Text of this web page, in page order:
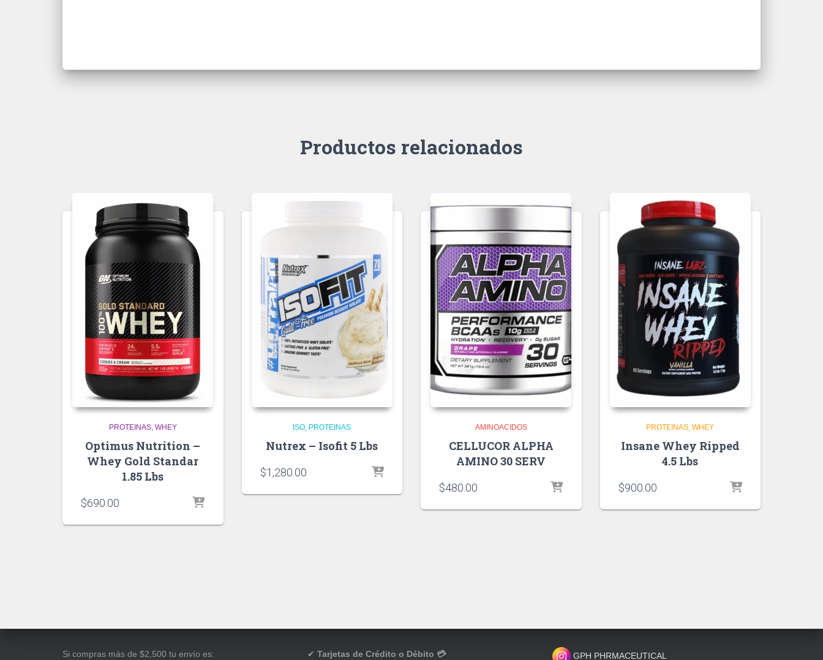
Productos relacionados
PROTEINAS WHEY
Optimus Nutrition –
Whey Gold Standar
1.85 Lbs
$690.00
ISO PROTEINAS
Nutrex – Isofit 5 Lbs
$1,280.00
AMINOACIDOS
CELLUCOR ALPHA
AMINO 30 SERV
$480.00
PROTEINAS WHEY
Insane Whey Ripped
4.5 Lbs
$900.00
Si compras más de $2,500 tu envío es: ✔ Tarjetas de Crédito o Débito 💳 GPH PHRMACEUTICAL